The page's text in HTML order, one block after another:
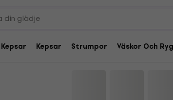
Kepsar Kepsar Strumpor Väskor Och
Pink Floyd Dark
Skjorta